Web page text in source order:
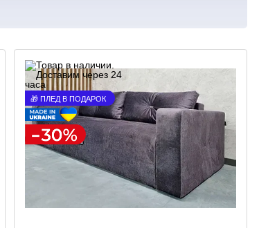
🎁 ПЛЕД В ПОДАРОК